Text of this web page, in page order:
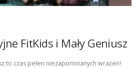
FitKids i Mały Geniusz
to czas pełen niezapomnianych wrażeń!